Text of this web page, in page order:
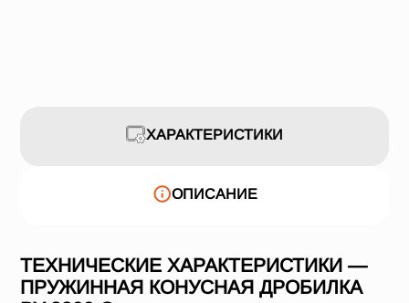
ХАРАКТЕРИСТИКИ
ОПИСАНИЕ
ТЕХНИЧЕСКИЕ ХАРАКТЕРИСТИКИ —
ПРУЖИННАЯ КОНУСНАЯ ДРОБИЛКА